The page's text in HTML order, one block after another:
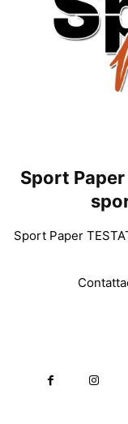
Sport
Sport Paper